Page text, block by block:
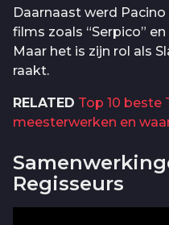
Daarnaast werd
films zoals “Serpico” en
Maar het is zijn rol als
raakt.
RELATED Top 10 beste
meesterwerken en
Regisseurs